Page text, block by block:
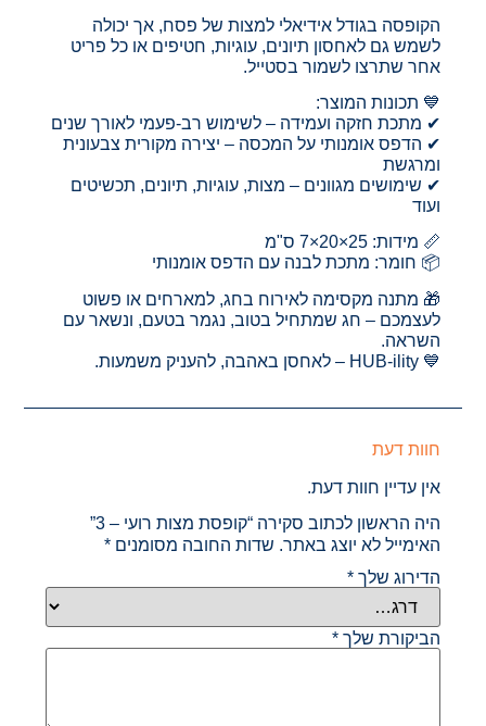
הקופסה בגודל אידיאלי למצות של פסח, אך יכולה
לשמש גם לאחסון תיונים, עוגיות, חטיפים או כל פריט
אחר שתרצו לשמור בסטייל.
💙 תכונות המוצר:
✔ מתכת חזקה ועמידה – לשימוש רב-פעמי לאורך שנים
✔ הדפס אומנותי על המכסה – יצירה מקורית צבעונית
ומרגשת
✔ שימושים מגוונים – מצות, עוגיות, תיונים, תכשיטים
ועוד
📏 מידות: 25×20×7 ס"מ
📦 חומר: מתכת לבנה עם הדפס אומנותי
🎁 מתנה מקסימה לאירוח בחג, למארחים או פשוט
לעצמכם – חג שמתחיל בטוב, נגמר בטעם, ונשאר עם
השראה.
💙 HUB-ility – לאחסן באהבה, להעניק משמעות.
חוות דעת
אין עדיין חוות דעת.
היה הראשון לכתוב סקירה “קופסת מצות רועי – 3”
האימייל לא יוצג באתר. שדות החובה מסומנים*
הדירוג שלך*
הביקורת שלך*